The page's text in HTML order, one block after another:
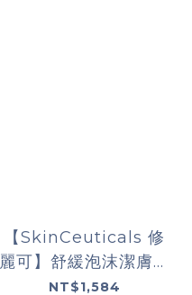
【SkinCeuticals 修
麗可】舒緩泡沫潔膚乳
150ml
NT$1,584